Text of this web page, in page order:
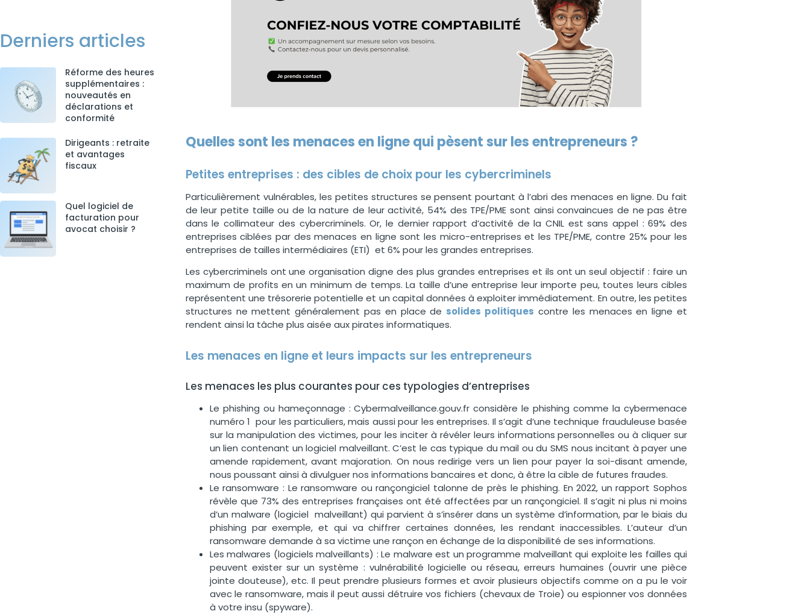
Derniers articles
Réforme des heures
supplémentaires :
nouveautés en
déclarations et
conformité
Dirigeants : retraite
et avantages
fiscaux
Quel logiciel de
facturation pour
avocat choisir ?
Quelles sont les menaces en ligne qui pèsent sur les entrepreneurs ?
Petites entreprises : des cibles de choix pour les cybercriminels
Particulièrement vulnérables, les petites structures se pensent pourtant à l’abri des menaces en ligne. Du fait
de leur petite taille ou de la nature de leur activité, 54% des TPE/PME sont ainsi convaincues de ne pas être
dans le collimateur des cybercriminels. Or, le dernier rapport d’activité de la CNIL est sans appel : 69% des
entreprises ciblées par des menaces en ligne sont les micro-entreprises et les TPE/PME, contre 25% pour les
entreprises de tailles intermédiaires (ETI) et 6% pour les grandes entreprises.
Les cybercriminels ont une organisation digne des plus grandes entreprises et ils ont un seul objectif : faire un
maximum de profits en un minimum de temps. La taille d’une entreprise leur importe peu, toutes leurs cibles
représentent une trésorerie potentielle et un capital données à exploiter immédiatement. En outre, les petites
structures ne mettent généralement pas en place de solides politiques contre les menaces en ligne et
rendent ainsi la tâche plus aisée aux pirates informatiques.
Les menaces en ligne et leurs impacts sur les entrepreneurs
Les menaces les plus courantes pour ces typologies d’entreprises
Le phishing ou hameçonnage : Cybermalveillance.gouv.fr considère le phishing comme la cybermenace
numéro 1 pour les particuliers, mais aussi pour les entreprises. Il s’agit d’une technique frauduleuse basée
sur la manipulation des victimes, pour les inciter à révéler leurs informations personnelles ou à cliquer sur
un lien contenant un logiciel malveillant. C’est le cas typique du mail ou du SMS nous incitant à payer une
amende rapidement, avant majoration. On nous redirige vers un lien pour payer la soi-disant amende,
nous poussant ainsi à divulguer nos informations bancaires et donc, à être la cible de futures fraudes.
Le ransomware : Le ransomware ou rançongiciel talonne de près le phishing. En 2022, un rapport Sophos
révèle que 73% des entreprises françaises ont été affectées par un rançongiciel. Il s’agit ni plus ni moins
d’un malware (logiciel malveillant) qui parvient à s’insérer dans un système d’information, par le biais du
phishing par exemple, et qui va chiffrer certaines données, les rendant inaccessibles. L’auteur d’un
ransomware demande à sa victime une rançon en échange de la disponibilité de ses informations.
Les malwares (logiciels malveillants) : Le malware est un programme malveillant qui exploite les failles qui
peuvent exister sur un système : vulnérabilité logicielle ou réseau, erreurs humaines (ouvrir une pièce
jointe douteuse), etc. Il peut prendre plusieurs formes et avoir plusieurs objectifs comme on a pu le voir
avec le ransomware, mais il peut aussi détruire vos fichiers (chevaux de Troie) ou espionner vos données
à votre insu (spyware).